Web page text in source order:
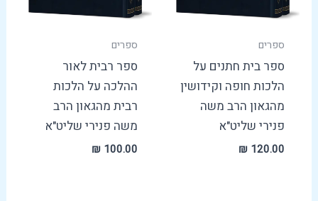
ספרים
ספר בית חתנים על
הלכות חופה וקידושין
מהגאון הרב משה
פנירי שליט"א
₪ 120.00
ספרים
ספר רבית לאור
ההלכה על הלכות
רבית מהגאון הרב
משה פנירי שליט"א
₪100.00